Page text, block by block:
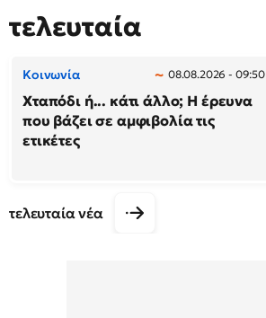
τελευταία
Κοινωνία 08.08.2026 - 09:50
Χταπόδι ή... κάτι άλλο; Η έρευνα
που βάζει σε αμφιβολία τις
ετικέτες
τελευταία νέα